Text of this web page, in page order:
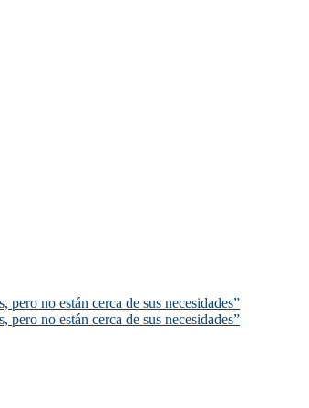
no están cerca de sus necesidades”
no están cerca de sus necesidades”